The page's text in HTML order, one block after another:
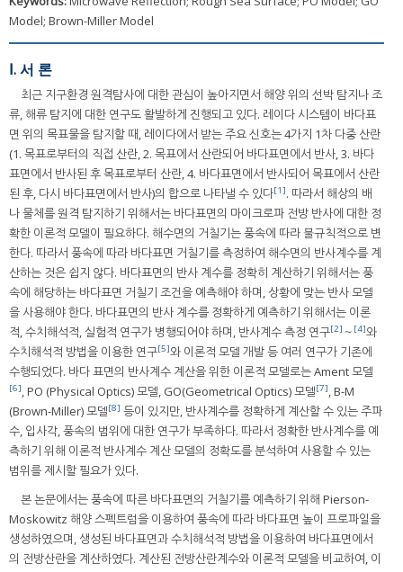
Model; Brown-Miller Model
Ⅰ. 서 론
최근 지구환경 원격탐사에 대한 관심이 높아지면서 해양 위의 선박 탐지나 조
류, 해류 탐지에 대한 연구도 활발하게 진행되고 있다. 레이다 시스템이 바다표
면 위의 목표물을 탐지할 때, 레이다에서 받는 주요 신호는 4가지 1차 다중 산란
(1. 목표로부터의 직접 산란, 2. 목표에서 산란되어 바다표면에서 반사, 3. 바다
표면에서 반사된 후 목표로부터 산란, 4. 바다표면에서 반사되어 목표에서 산란
된 후, 다시 바다표면에서 반사)의 합으로 나타낼 수 있다[1]. 따라서 해상의 배
나 물체를 원격 탐지하기 위해서는 바다표면의 마이크로파 전방 반사에 대한 정
확한 이론적 모델이 필요하다. 해수면의 거칠기는 풍속에 따라 불규칙적으로 변
한다. 따라서 풍속에 따라 바다표면 거칠기를 측정하여 해수면의 반사계수를 계
산하는 것은 쉽지 않다. 바다표면의 반사 계수를 정확히 계산하기 위해서는 풍
속에 해당하는 바다표면 거칠기 조건을 예측해야 하며, 상황에 맞는 반사 모델
을 사용해야 한다. 바다표면의 반사 계수를 정확하게 예측하기 위해서는 이론
적, 수치해석적, 실험적 연구가 병행되어야 하며, 반사계수 측정 연구[2] ～ [4]와
수치해석적 방법을 이용한 연구[5]와 이론적 모델 개발 등 여러 연구가 기존에
수행되었다. 바다 표면의 반사계수 계산을 위한 이론적 모델로는 Ament 모델
[6], PO (Physical Optics) 모델, GO(Geometrical Optics) 모델[7], B-M
(Brown-Miller) 모델[8] 등이 있지만, 반사계수를 정확하게 계산할 수 있는 주파
수, 입사각, 풍속의 범위에 대한 연구가 부족하다. 따라서 정확한 반사계수를 예
측하기 위해 이론적 반사계수 계산 모델의 정확도를 분석하여 사용할 수 있는
범위를 제시할 필요가 있다.
본 논문에서는 풍속에 따른 바다표면의 거칠기를 예측하기 위해 Pierson-
Moskowitz 해양 스펙트럼을 이용하여 풍속에 따라 바다표면 높이 프로파일을
생성하였으며, 생성된 바다표면과 수치해석적 방법을 이용하여 바다표면에서
의 전방산란을 계산하였다. 계산된 전방산란계수와 이론적 모델을 비교하여, 이